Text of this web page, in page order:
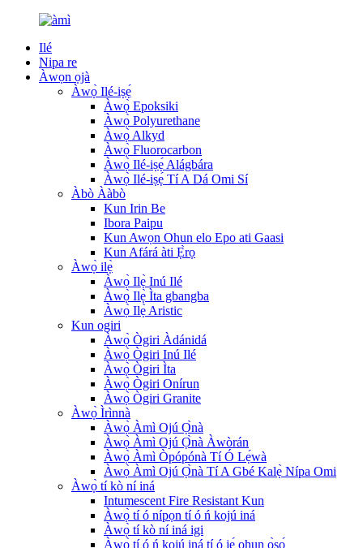
Ilé
Nipa re
Àwọn ọjà
Àwọ̀ Ilé-iṣẹ́
Àwọ̀ Epoksiki
Àwọ̀ Polyurethane
Àwọ̀ Alkyd
Àwọ̀ Fluorocarbon
Àwọ̀ Ilé-iṣẹ́ Alágbára
Àwọ̀ Ilé-iṣẹ́ Tí A Dá Omi Sí
Àbò Ààbò
Kun Irin Be
Ibora Paipu
Kun Awọn Ohun elo Epo ati Gaasi
Kun Afárá àti Ẹ̀rọ
Àwọ̀ ilẹ̀
Àwọ̀ Ilẹ̀ Inú Ilé
Àwọ̀ Ilẹ̀ Ìta gbangba
Àwọ̀ Ilẹ̀ Aristic
Kun ogiri
Àwọ̀ Ògiri Àdánidá
Àwọ̀ Ògiri Inú Ilé
Àwọ̀ Ògiri Ìta
Àwọ̀ Ògiri Onírun
Àwọ̀ Ògiri Granite
Àwọ̀ Ìrìnnà
Àwọ̀ Àmì Ojú Ọ̀nà
Àwọ̀ Àmì Ojú Ọ̀nà Àwòrán
Àwọ̀ Àmì Òpópónà Tí Ó Lẹ́wà
Àwọ̀ Àmì Ojú Ọ̀nà Tí A Gbé Kalẹ̀ Nípa Omi
Àwọ̀ tí kò ní iná
Intumescent Fire Resistant Kun
Àwọ̀ tí ó nípọn tí ó ń kojú iná
Àwọ̀ tí kò ní iná igi
Àwọ̀ tí ó ń kojú iná tí ó jẹ́ ohun ọ̀ṣọ́